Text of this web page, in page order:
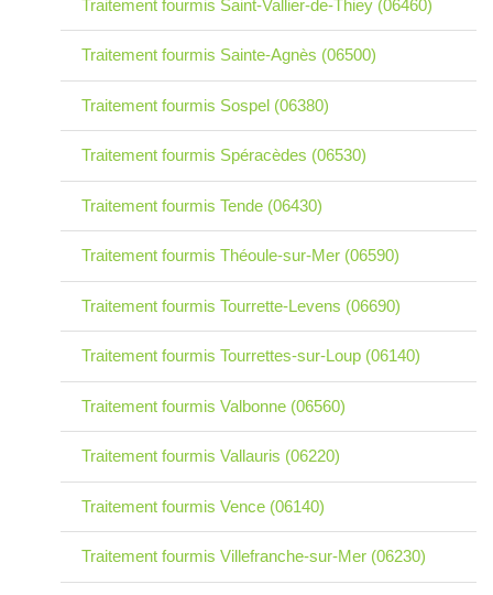
Traitement fourmis Saint-Vallier-de-Thiey (06460)
Traitement fourmis Sainte-Agnès (06500)
Traitement fourmis Sospel (06380)
Traitement fourmis Spéracèdes (06530)
Traitement fourmis Tende (06430)
Traitement fourmis Théoule-sur-Mer (06590)
Traitement fourmis Tourrette-Levens (06690)
Traitement fourmis Tourrettes-sur-Loup (06140)
Traitement fourmis Valbonne (06560)
Traitement fourmis Vallauris (06220)
Traitement fourmis Vence (06140)
Traitement fourmis Villefranche-sur-Mer (06230)